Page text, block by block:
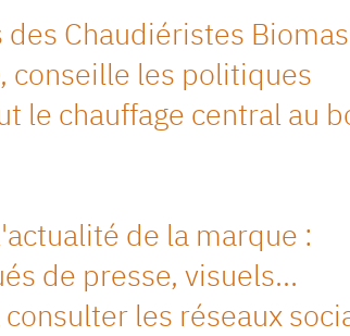
des Chaudiéristes
conseille les politiques
le chauffage central au
de la marque :
de presse, visuels…
les réseaux